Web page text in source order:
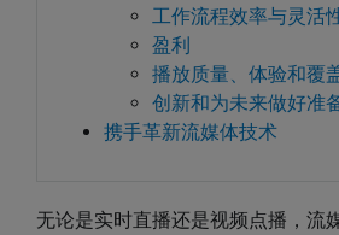
工作流程效率与灵活
盈利
播放质量、体验和覆
创新和为未来做好准
携手革新流媒体技术
无论是实时直播还是视频点播，流